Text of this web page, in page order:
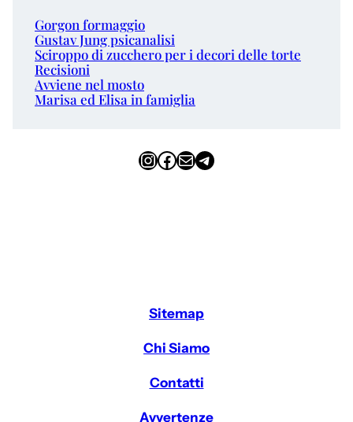
Gorgon formaggio
Gustav Jung psicanalisi
Sciroppo di zucchero per i decori delle torte
Recisioni
Avviene nel mosto
Marisa ed Elisa in famiglia
InstagramFacebook Email Telegram
Sitemap
Chi Siamo
Contatti
Avvertenze